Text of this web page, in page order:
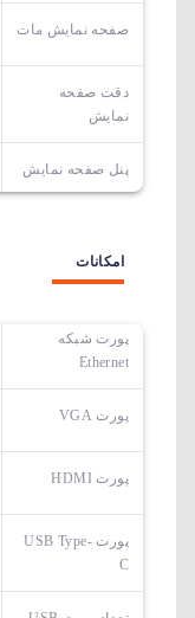
صفحه نمایش مات
دقت صفحه
نمایش
پنل صفحه نمایش
امکانات
پورت شبکه
Ethernet
پورت VGA
پورت HDMI
پورت USB Type-
C